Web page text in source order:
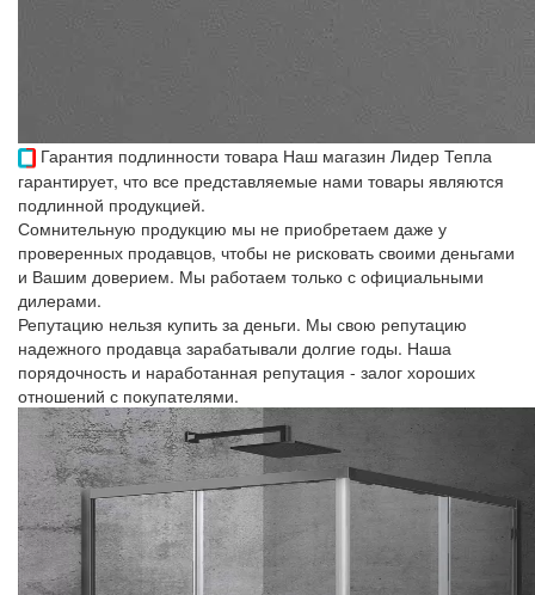
Гарантия подлинности товара Наш магазин Лидер Тепла
гарантирует, что все представляемые нами товары являются
подлинной продукцией.
Сомнительную продукцию мы не приобретаем даже у
проверенных продавцов, чтобы не рисковать своими деньгами
и Вашим доверием. Мы работаем только с официальными
дилерами.
Репутацию нельзя купить за деньги. Мы свою репутацию
надежного продавца зарабатывали долгие годы. Наша
порядочность и наработанная репутация - залог хороших
отношений с покупателями.